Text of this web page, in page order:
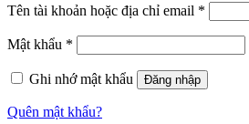
Tên tài khoản hoặc địa chỉ email *
buộc
Mật khẩu *
buộc
Ghi nhớ mật khẩu
Đăng nhập
Quên mật khẩu?